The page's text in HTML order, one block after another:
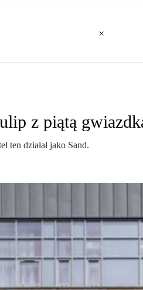
z piątą
ten działał jako Sand.